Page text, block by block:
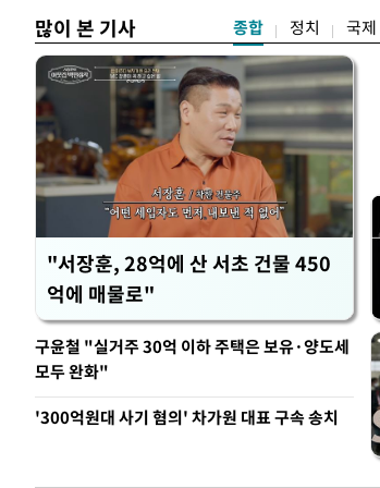
많이 본 기사 종합 정치 국제
"서장훈, 28억에 산 서초 건물 450
억에 매물로"
구윤철 "실거주 30억 이하 주택은 보유·양도세
모두 완화"
'300억원대 사기 혐의' 차가원 대표 구속 송치